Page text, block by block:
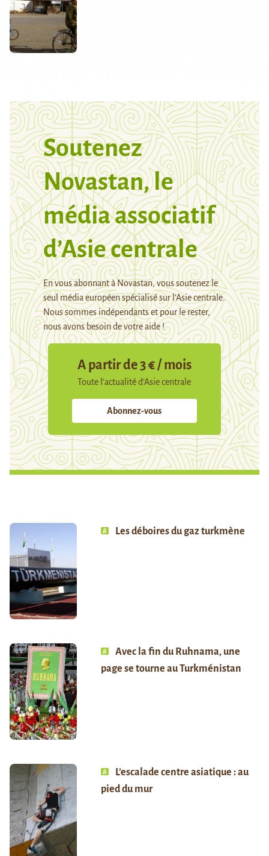
Soutenez
Novastan, le
média associatif
d’Asie centrale
En vous abonnant à Novastan, vous soutenez le
seul média européen spécialisé sur l’Asie centrale.
Nous sommes indépendants et pour le rester,
nous avons besoin de votre aide !
A partir de 3 € / mois
Toute l’actualité d’Asie centrale
Abonnez-vous
Les déboires du gaz turkmène
Avec la fin du Ruhnama, une
page se tourne au Turkménistan
L’escalade centre asiatique : au
pied du mur